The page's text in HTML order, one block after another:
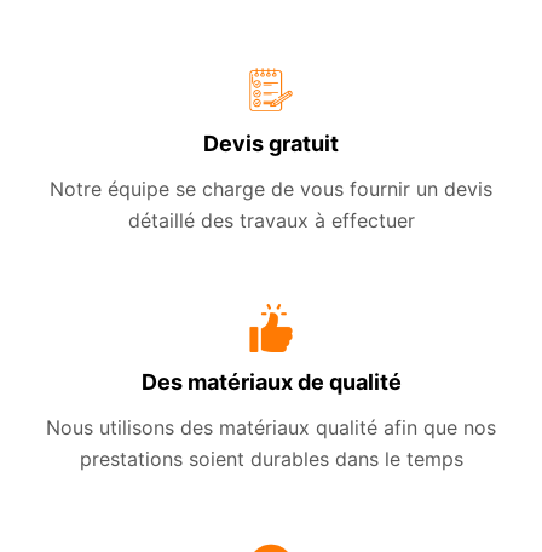
Devis gratuit
Notre équipe se charge de vous fournir un devis
détaillé des travaux à effectuer
Des matériaux de qualité
Nous utilisons des matériaux qualité afin que nos
prestations soient durables dans le temps